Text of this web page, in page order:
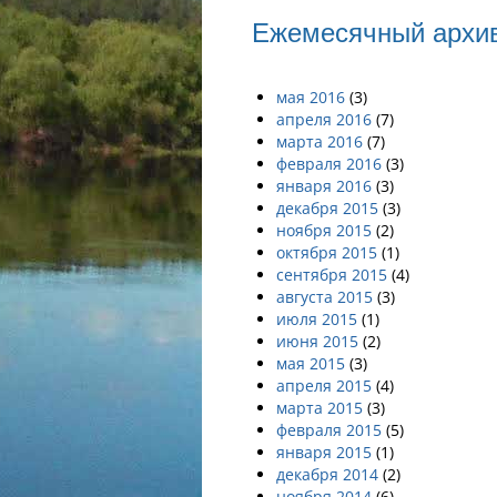
Ежемесячный
мая 2016(3)
апреля 2016(7)
марта 2016(7)
февраля 2016(3)
января 2016(3)
декабря 2015(3)
ноября 2015(2)
октября 2015(1)
сентября 2015(4)
августа 2015(3)
июля 2015(1)
июня 2015(2)
мая 2015(3)
апреля 2015(4)
марта 2015(3)
февраля 2015(5)
января 2015(1)
декабря 2014(2)